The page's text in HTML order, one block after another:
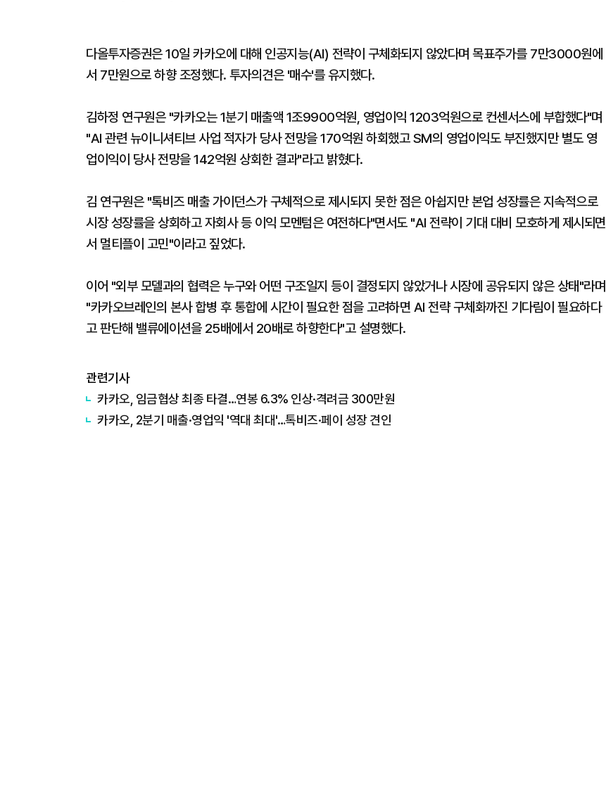
다올투자증권은 10일 카카오에 대해 인공지능(AI) 전략이 구체화되지 않았다며 목표주가를 7만3000원에
서 7만원으로 하향 조정했다. 투자의견은 '매수'를 유지했다.
김하정 연구원은 "카카오는 1분기 매출액 1조9900억원, 영업이익 1203억원으로 컨센서스에 부합했다"며
"AI 관련 뉴이니셔티브 사업 적자가 당사 전망을 170억원 하회했고 SM의 영업이익도 부진했지만 별도 영
업이익이 당사 전망을 142억원 상회한 결과"라고 밝혔다.
김 연구원은 "톡비즈 매출 가이던스가 구체적으로 제시되지 못한 점은 아쉽지만 본업 성장률은 지속적으로
시장 성장률을 상회하고 자회사 등 이익 모멘텀은 여전하다"면서도 "AI 전략이 기대 대비 모호하게 제시되면
서 멀티플이 고민"이라고 짚었다.
이어 "외부 모델과의 협력은 누구와 어떤 구조일지 등이 결정되지 않았거나 시장에 공유되지 않은 상태"라며
"카카오브레인의 본사 합병 후 통합에 시간이 필요한 점을 고려하면 AI 전략 구체화까진 기다림이 필요하다
고 판단해 밸류에이션을 25배에서 20배로 하향한다"고 설명했다.
관련기사
카카오, 임금협상 최종 타결…연봉 6.3% 인상·격려금 300만원
카카오, 2분기 매출·영업익 '역대 최대'…톡비즈·페이 성장 견인